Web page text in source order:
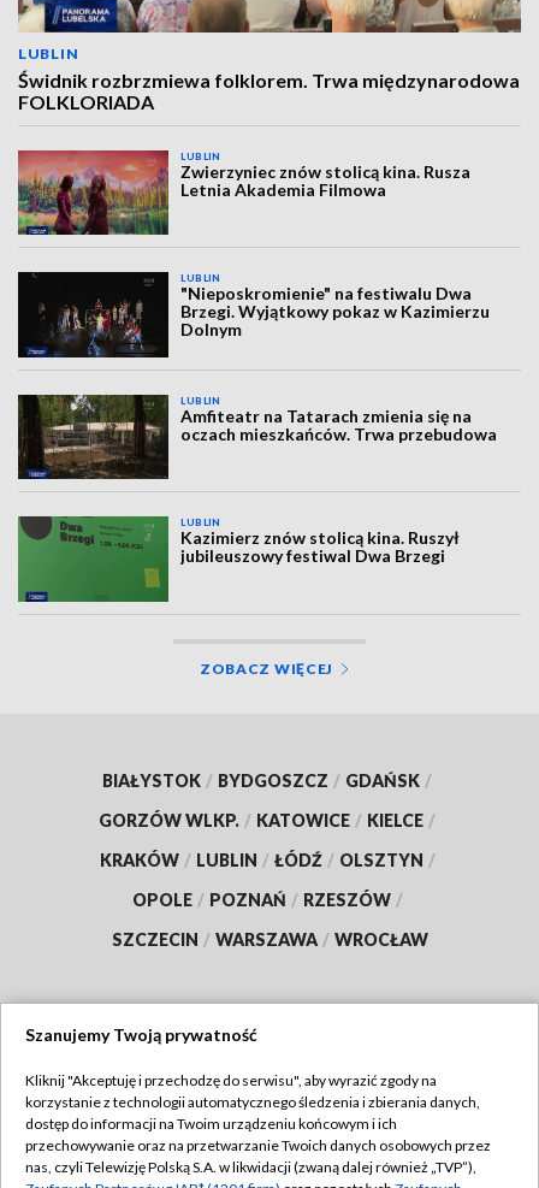
LUBLIN
Świdnik rozbrzmiewa folklorem. Trwa międzynarodowa
FOLKLORIADA
LUBLIN
Zwierzyniec znów stolicą kina. Rusza
Letnia Akademia Filmowa
LUBLIN
"Nieposkromienie" na festiwalu Dwa
Brzegi. Wyjątkowy pokaz w Kazimierzu
Dolnym
LUBLIN
Amfiteatr na Tatarach zmienia się na
oczach mieszkańców. Trwa przebudowa
LUBLIN
Kazimierz znów stolicą kina. Ruszył
jubileuszowy festiwal Dwa Brzegi
ZOBACZ WIĘCEJ
BIAŁYSTOK / BYDGOSZCZ / GDAŃSK /
GORZÓW WLKP. / KATOWICE / KIELCE /
KRAKÓW / LUBLIN / ŁÓDŹ / OLSZTYN /
OPOLE / POZNAŃ / RZESZÓW /
SZCZECIN / WARSZAWA / WROCŁAW
TVP
Abonament TVP
Regulamin TVP
Szanujemy Twoją prywatność
Kliknij "Akceptuję i przechodzę do serwisu", aby wyrazić zgody na
korzystanie z technologii automatycznego śledzenia i zbierania danych,
dostęp do informacji na Twoim urządzeniu końcowym i ich
przechowywanie oraz na przetwarzanie Twoich danych osobowych przez
nas, czyli Telewizję Polską S.A. w likwidacji (zwaną dalej również „TVP”),